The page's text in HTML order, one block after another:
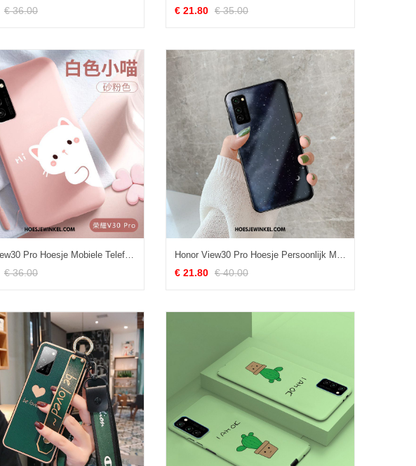
€ 36.00 € 21.80 € 35.00
€ 36.00 € 21.80 € 40.00